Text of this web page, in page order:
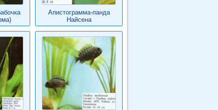
Апистограмма-панда
Найсена